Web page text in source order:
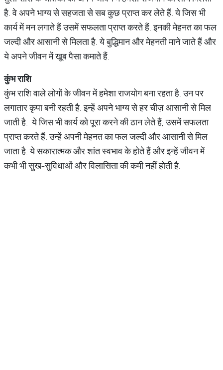
है. वे अपने भाग्य से सहजता से सब कुछ प्राप्त कर लेते हैं. ये जिस भी
कार्य में मन लगाते हैं उसमें सफलता प्राप्त करते हैं. इनकी मेहनत का फल
जल्दी और आसानी से मिलता है. ये बुद्धिमान और मेहनती माने जाते हैं और
ये अपने जीवन में खूब पैसा कमाते हैं.
कुंभराशि
कुंभ राशि वाले लोगों के जीवन में हमेशा राजयोग बना रहता है. उन पर
लगातार कृपा बनी रहती है. इन्हें अपने भाग्य से हर चीज़ आसानी से मिल
जाती है. ये जिस भी कार्य को पूरा करने की ठान लेते हैं, उसमें सफलता
प्राप्त करते हैं. उन्हें अपनी मेहनत का फल जल्दी और आसानी से मिल
जाता है. ये सकारात्मक और शांत स्वभाव के होते हैं और इन्हें जीवन में
कभी भी सुख-सुविधाओं और विलासिता की कमी नहीं होती है.